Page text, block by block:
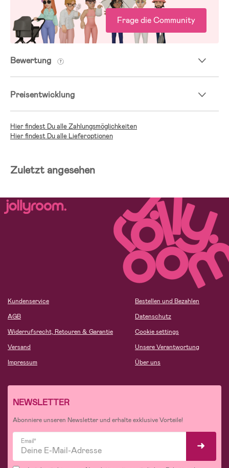
Frage die Community
Bewertung
Preisentwicklung
Hier findest Du alle Zahlungsmöglichkeiten
Hier findest Du alle Lieferoptionen
Zuletzt angesehen
Kundenservice
AGB
Widerrufsrecht, Retouren & Garantie
Versand
Impressum
Bestellen und Bezahlen
Datenschutz
Cookie settings
Unsere Verantwortung
Über uns
NEWSLETTER
Abonniere unseren Newsletter und erhalte exklusive Vorteile!
Email*